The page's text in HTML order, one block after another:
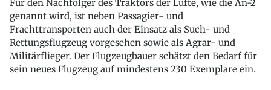
Für den Nachfolger des Traktors der Lüfte, wie die An-2
genannt wird, ist neben Passagier- und
Frachttransporten auch der Einsatz als Such- und
Rettungsflugzeug vorgesehen sowie als Agrar- und
Militärflieger. Der Flugzeugbauer schätzt den Bedarf für
sein neues Flugzeug auf mindestens 230 Exemplare ein.